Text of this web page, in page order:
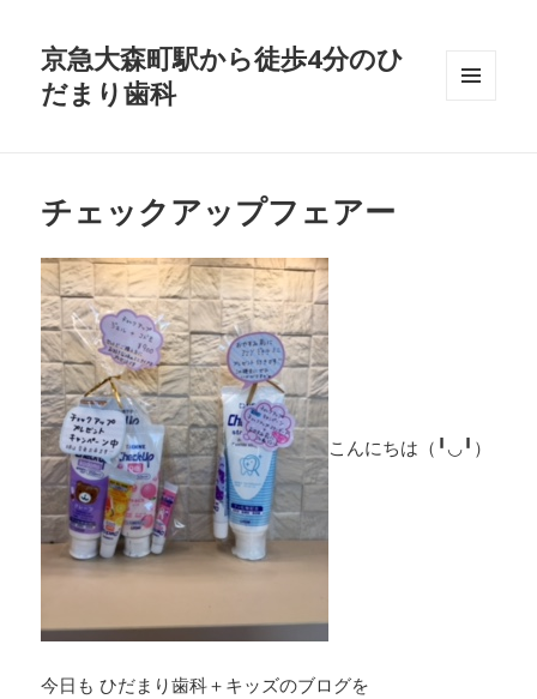
京急大森町駅から徒歩4分のひ
だまり歯科
チェックアップフェアー
こんにちは（╹◡╹）
今日も ひだまり歯科＋キッズのブログを